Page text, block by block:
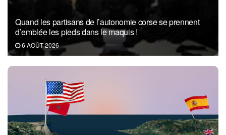
Quand les partisans de l’autonomie corse se prennent
d’emblée les pieds dans le maquis !
6 AOÛT 2026